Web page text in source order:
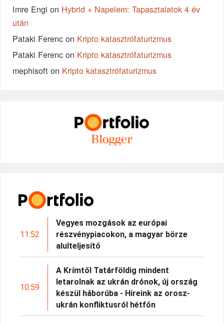
Imre Engi on Hybrid + Napelem: Tapasztalatok 4 év
után
Pataki Ferenc on Kripto katasztrófaturizmus
Pataki Ferenc on Kripto katasztrófaturizmus
mephisoft on Kripto katasztrófaturizmus
11:52
Vegyes mozgások az európai
részvénypiacokon, a magyar börze
alulteljesítő
10:59
A Krímtől Tatárföldig mindent
letarolnak az ukrán drónok, új ország
készül háborúba - Híreink az orosz-
ukrán konfliktusról hétfőn